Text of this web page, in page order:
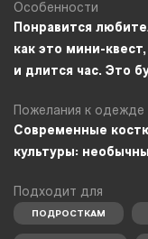
Особенности
Понравится
как это мини-
и длится час. Это
Пожелания к одежде
Современные
культуры:
Подходит для
ПОДРОСТКАМ